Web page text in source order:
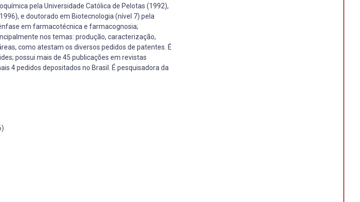
pela Universidade Católica de Pelotas (1992),
e doutorado em Biotecnologia (nível 7) pela
em farmacotécnica e farmacognosia;
nos temas: produção, caracterização,
como atestam os diversos pedidos de patentes. É
possui mais de 45 publicações em revistas
4 pedidos depositados no Brasil. É pesquisadora da